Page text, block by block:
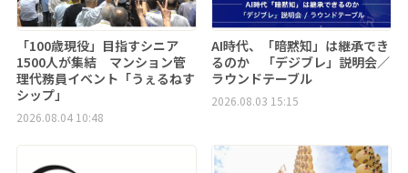
「100歳現役」目指すシニア
1500人が集結 マンション管
理代務員イベント「うぇるねす
シップ」
2026.08.04 10:48
AI時代、「暗黙知」は継承でき
るのか 「デジブレ」説明会／
ラウンドテーブル
2026.08.03 15:15